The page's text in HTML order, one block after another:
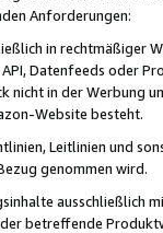
Anforderungen:
in rechtmäßiger
API, Datenfeeds oder
nicht in der Werbung
Website besteht.
Leitlinien und
genommen wird.
ausschließlich
betreffende